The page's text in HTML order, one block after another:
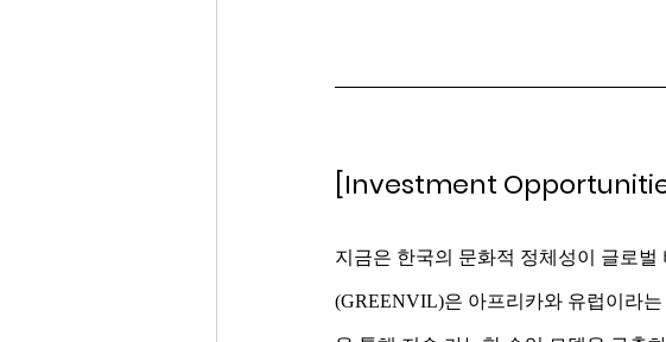
[Investment
지금은 한국의 문화적 정체성이 글로
(GREENVIL)은 아프리카와 유럽이라